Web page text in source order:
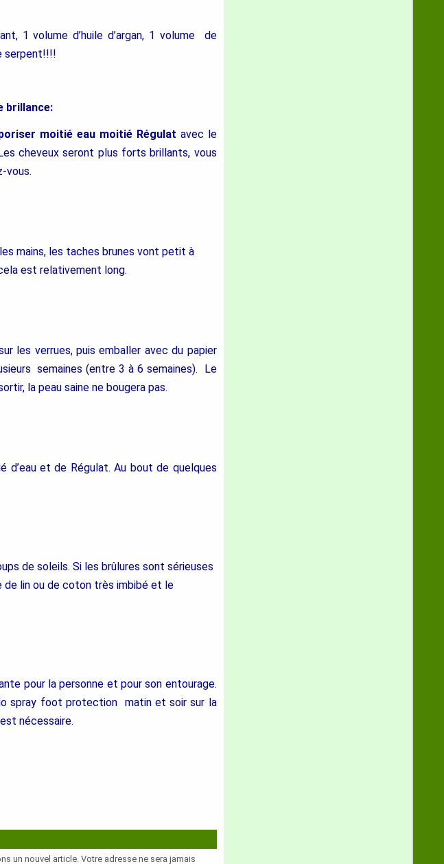
1 volume d’huile d’argan, 1 volume de
serpent!!!!
brillance:
moitié eau moitié Régulat avec le
cheveux seront plus forts brillants, vous
vous.
mains, les taches brunes vont petit à
est relativement long.
les verrues, puis emballer avec du papier
semaines (entre 3 à 6 semaines). Le
la peau saine ne bougera pas.
d’eau et de Régulat. Au bout de quelques
de soleils. Si les brûlures sont sérieuses
de lin ou de coton très imbibé et le
pour la personne et pour son entourage.
spray foot protection matin et soir sur la
nécessaire.
un nouvel article. Votre adresse ne sera jamais